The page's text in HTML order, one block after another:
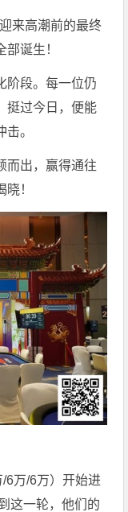
来高潮前的最终
诞生！
阶段。每一位仍
挺过今日，便能
。
而出，赢得通往
！
6万/6万）开始进
这一轮，他们的